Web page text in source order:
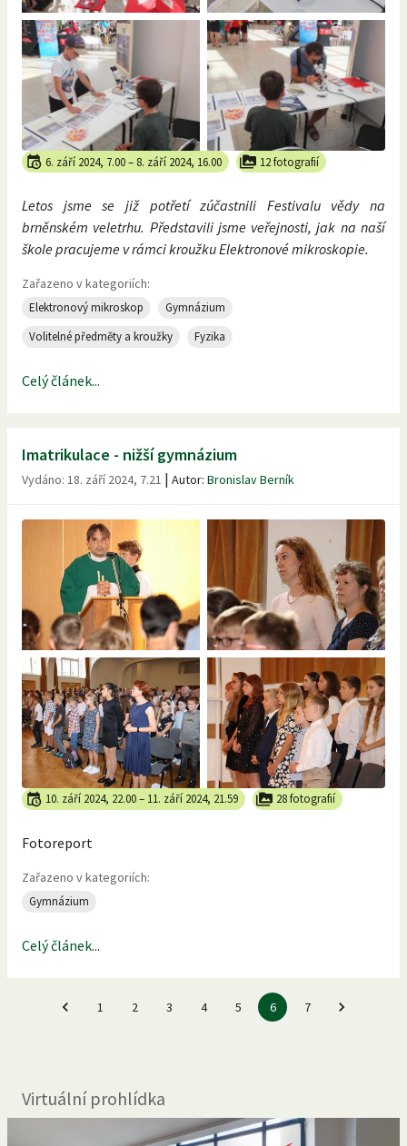
6. září 2024, 7.00– 8. září 2024, 16.00 12 fotografií
Letos jsme se již potřetí zúčastnili Festivalu vědy na
brněnském veletrhu. Představili jsme veřejnosti, jak na naší
škole pracujeme v rámci kroužku Elektronové mikroskopie.
Zařazeno v kategoriích:
Elektronový mikroskop
Gymnázium
Volitelné předměty a kroužky
Fyzika
Celý článek...
Imatrikulace - nižší gymnázium
Vydáno: 18. září 2024, 7.21 | Autor: Bronislav Berník
10. září 2024, 22.00– 11. září 2024, 21.59 28 fotografií
Fotoreport
Zařazeno v kategoriích:
Gymnázium
Celý článek...
1 2 3 4 5 6 7
Virtuální prohlídka